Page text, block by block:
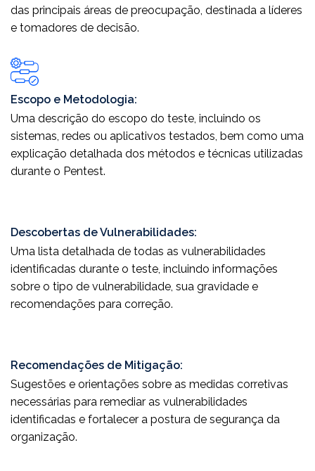
das principais áreas de preocupação, destinada a líderes
e tomadores de decisão.
Escopo e Metodologia:
Uma descrição do escopo do teste, incluindo os
sistemas, redes ou aplicativos testados, bem como uma
explicação detalhada dos métodos e técnicas utilizadas
durante o Pentest.
Descobertas de Vulnerabilidades:
Uma lista detalhada de todas as vulnerabilidades
identificadas durante o teste, incluindo informações
sobre o tipo de vulnerabilidade, sua gravidade e
recomendações para correção.
Recomendações de Mitigação:
Sugestões e orientações sobre as medidas corretivas
necessárias para remediar as vulnerabilidades
identificadas e fortalecer a postura de segurança da
organização.